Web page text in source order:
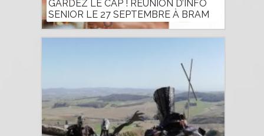
GARDEZ LE CAP ! RÉUNION D’INFO
SENIOR LE 27 SEPTEMBRE À BRAM